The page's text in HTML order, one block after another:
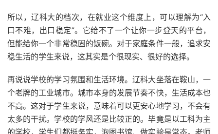
所以，辽科大的档次，在就业这个维度上，可以理解为“入
口不难，出口稳定”。它给不了一个让你一步登天的平台，
但能给你一个非常稳固的饭碗。对于家庭条件一般，追求安
稳生活的学生来说，这其实是个很现实、很好的选择。
再说说学校的学习氛围和生活环境。辽科大坐落在鞍山，一
个老牌的工业城市。城市本身的发展节奏不快，生活成本也
不高。这对于学生来说，意味着可以更安心地学习，不会有
太多的干扰。学校的学风还是比较正的。毕竟是以工科为主
的学校，学生们都挺务实，泡图书馆、做实验是常态。老师